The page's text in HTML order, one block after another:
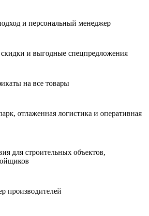
и персональный менеджер
и выгодные спецпредложения
на все товары
отлаженная логистика и оперативная
для строительных объектов,
производителей